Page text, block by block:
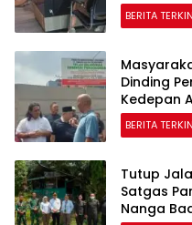
BERITA
Dinding
Kedepan
BERITA
Tutup
Satgas
Nanga